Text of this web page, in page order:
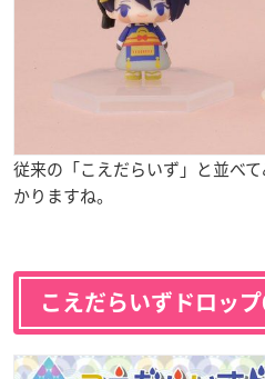
従来の「こえだらいず」と並べ
かりますね。
こえだらいずドロップ